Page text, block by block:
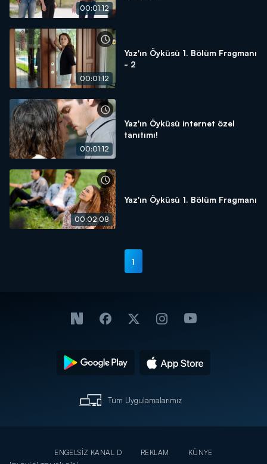
00:01:12
00:01:12
Yaz'ın Öyküsü 1. Bölüm Fragmanı
- 2
00:01:12
Yaz'ın Öyküsü internet özel
tanıtımı!
00:02:08
Yaz'ın Öyküsü 1. Bölüm Fragmanı
1
Tüm Uygulamalarımız
ENGELSİZ KANAL D REKLAM
KÜNYE